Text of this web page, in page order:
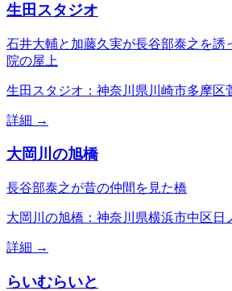
生田スタジオ
石井大輔と加藤久実が長谷部泰之を誘
院の屋上
生田スタジオ：神奈川県川崎市多摩区
詳細 →
大岡川の旭橋
長谷部泰之が昔の仲間を見た橋
大岡川の旭橋：神奈川県横浜市中区日
詳細 →
らいむらいと